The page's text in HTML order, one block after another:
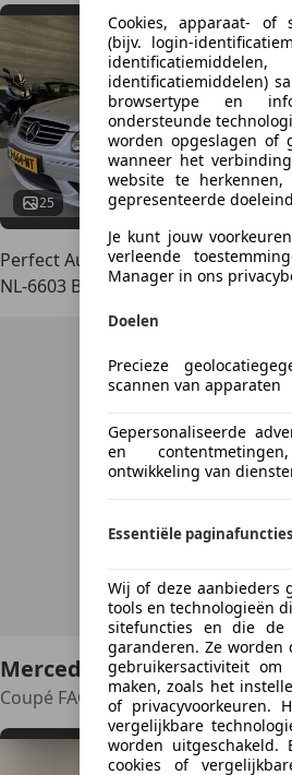
25
Perfect Auto's
NL-6603 BH WIJCHEN
Mercedes-Benz CLK 55
Coupé FACELIFT/1eLAK/
Cookies, apparaat- of
(bijv. login-
identificatiemiddelen)
browsertype en
ondersteunde
worden opgeslagen of
wanneer het
website te
gepresenteerde
Je kunt jouw
verleende
Manager in ons
Doelen
Precieze
scannen van apparaten
Gepersonaliseerde
en
ontwikkeling van
Essentiële paginafuncties
Wij of deze aanbieders
tools en technologieën
sitefuncties en die de
garanderen. Ze worden
gebruikersactiviteit
maken, zoals het
of privacyvoorkeuren.
vergelijkbare
worden uitgeschakeld.
cookies of